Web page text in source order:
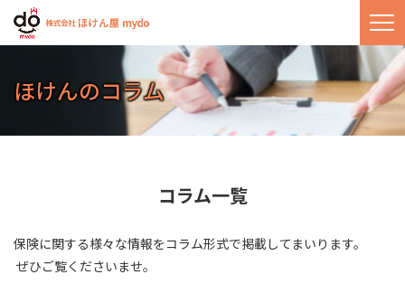
ほけんのコラム
コラム一覧
保険に関する様々な情報をコラム形式で掲載してまいります。
​​​​​​​ ぜひご覧くださいませ。